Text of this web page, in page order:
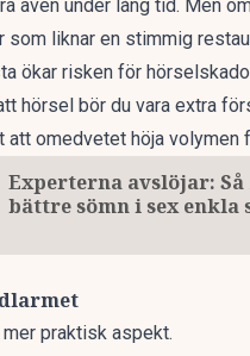
även under lång tid. Men
som liknar en stimmig
ökar risken för
hörsel bör du vara extra
omedvetet höja volymen
Experterna avslöjar:
bättre sömn i sex enkla
praktisk aspekt.